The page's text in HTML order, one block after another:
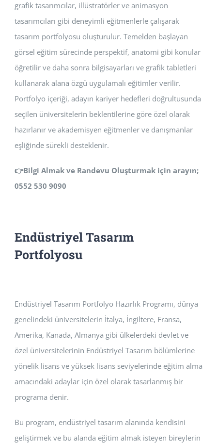
grafik tasarımcılar, illüstratörler ve animasyon
tasarımcıları gibi deneyimli eğitmenlerle çalışarak
tasarım portfolyosu oluşturulur. Temelden başlayan
görsel eğitim sürecinde perspektif, anatomi gibi konular
öğretilir ve daha sonra bilgisayarları ve grafik tabletleri
kullanarak alana özgü uygulamalı eğitimler verilir.
Portfolyo içeriği, adayın kariyer hedefleri doğrultusunda
seçilen üniversitelerin beklentilerine göre özel olarak
hazırlanır ve akademisyen eğitmenler ve danışmanlar
eşliğinde sürekli desteklenir.
👉Bilgi Almak ve Randevu Oluşturmak için arayın;
0552 530 9090
Endüstriyel Tasarım
Portfolyosu
Endüstriyel Tasarım Portfolyo Hazırlık Programı, dünya
genelindeki üniversitelerin İtalya, İngiltere, Fransa,
Amerika, Kanada, Almanya gibi ülkelerdeki devlet ve
özel üniversitelerinin Endüstriyel Tasarım bölümlerine
yönelik lisans ve yüksek lisans seviyelerinde eğitim alma
amacındaki adaylar için özel olarak tasarlanmış bir
programa denir.
Bu program, endüstriyel tasarım alanında kendisini
geliştirmek ve bu alanda eğitim almak isteyen bireylerin